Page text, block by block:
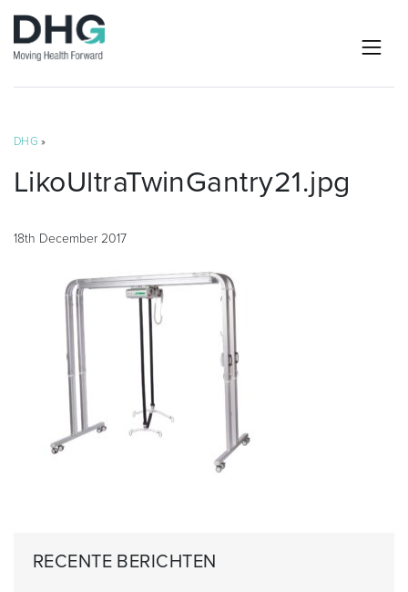
DHG »
LikoUltraTwinGantry21.jpg
18th December 2017
RECENTE BERICHTEN